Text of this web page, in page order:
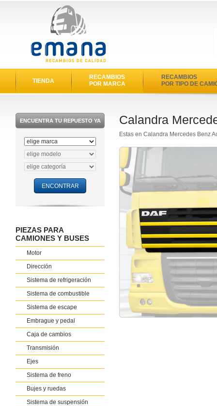
TIENDA
RECAMBIOS
POR MARCA
RECAMBIOS
POR TIPO DE
ENCUENTRA TU REPUESTO YA
PIEZAS PARA
CAMIONES Y BUSES
Motor
Dirección
Sistema de refrigeración
Sistema de combustible
Sistema de escape
Embrague y pedal
Caja de cambios
Transmisión
Ejes
Sistema de freno
Bujes y ruedas
Sistema de suspensión
Calandra
Estas en Calandra Mercedes Benz